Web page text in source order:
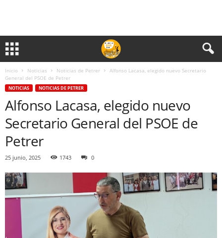
Inicio Noticias Noticias de Petrer
Alfonso Lacasa, elegido nuevo Secretario
General del PSOE de Petrer
NOTICIAS NOTICIAS DE PETRER
Alfonso Lacasa, elegido nuevo
Secretario General del PSOE de
Petrer
25 junio, 2025 1743 0